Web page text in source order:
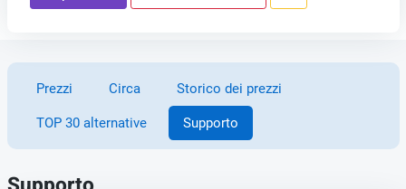
Prezzi Circa Storico dei prezzi
TOP 30 alternative Supporto